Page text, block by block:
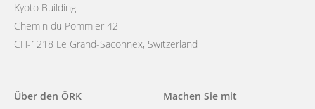
Kyoto Building
Chemin du Pommier 42
CH-1218 Le Grand-Saconnex, Switzerland
Main
Über den ÖRK
Machen Sie mit